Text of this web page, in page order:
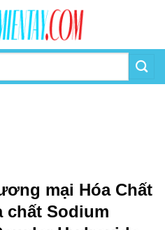
mại Hóa Chất
chất Sodium